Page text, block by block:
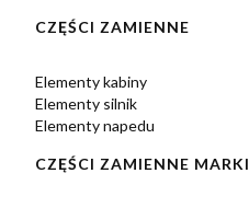
CZĘŚCI ZAMIENNE
Elementy kabiny
Elementy silnik
Elementy napedu
CZĘŚCI ZAMIENNE MARKI